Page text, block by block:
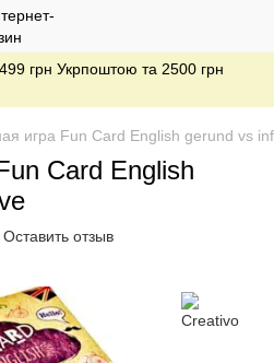
грн Укрпоштою та 2500 грн
игра Fun Card English gerund vs
Card English
Оставить отзыв